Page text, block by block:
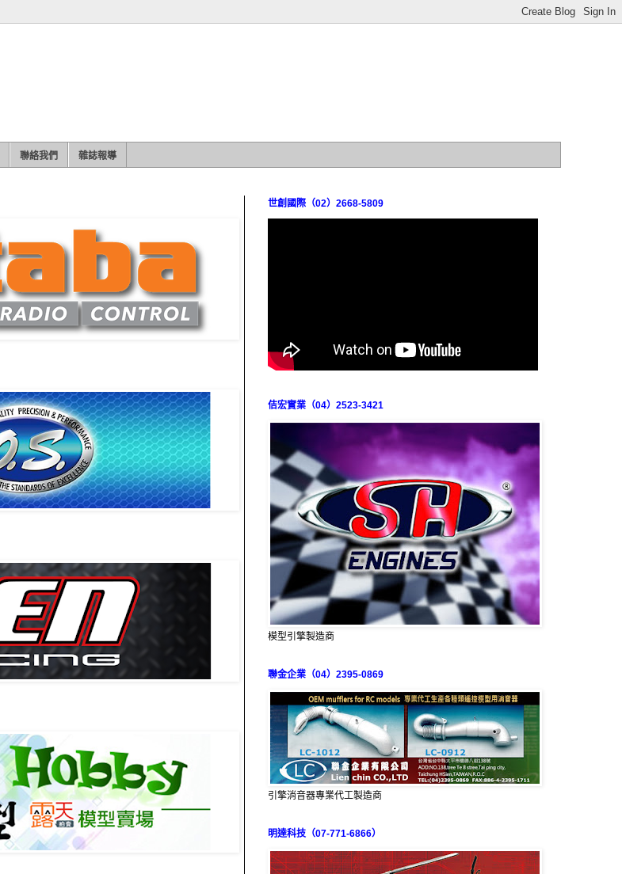
聯絡我們 雜誌報導
世創國際（02）2668-5809
佶宏實業（04）2523-3421
模型引擎製造商
聯金企業（04）2395-0869
引擎消音器專業代工製造商
明達科技（07-771-6866）